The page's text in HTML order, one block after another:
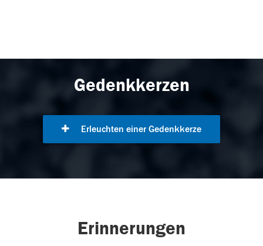
Gedenkkerzen
Erleuchten einer Gedenkkerze
Erinnerungen